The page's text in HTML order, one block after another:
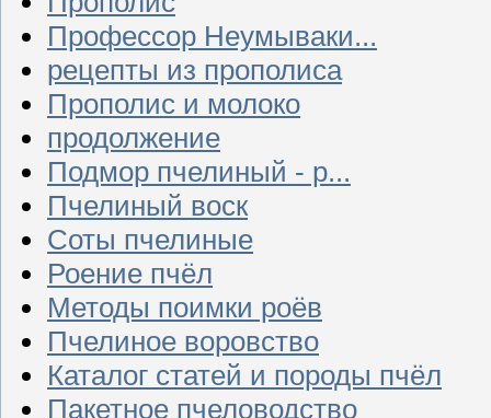
Профессор Неумываки...
рецепты из прополиса
Прополис и молоко
продолжение
Подмор пчелиный - р...
Пчелиный воск
Соты пчелиные
Роение пчёл
Методы поимки роёв
Пчелиное воровство
Каталог статей и породы пчёл
Пакетное пчеловодство